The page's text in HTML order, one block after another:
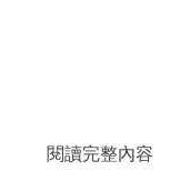
閱讀完整內容